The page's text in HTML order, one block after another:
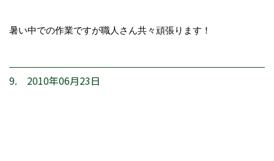
暑い中での作業ですが職人さん共々頑張ります！
9. 2010年06月23日